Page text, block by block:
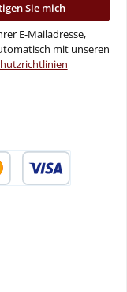
Sie mich
E-Mailadresse,
mit unseren